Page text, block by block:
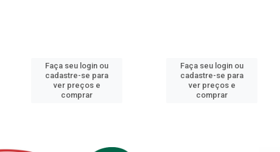
Faça seu login ou
cadastre-se para
ver preços e
comprar
Faça seu login ou
cadastre-se para
ver preços e
comprar